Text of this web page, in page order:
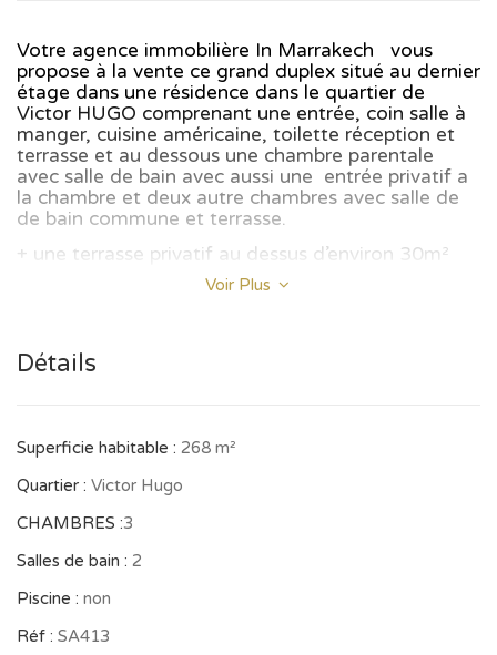
Votre agence immobilière In Marrakech
vous
propose à la vente ce grand duplex situé au dernier
étage dans une résidence dans le quartier de
Victor HUGO comprenant une entrée, coin salle à
manger, cuisine américaine, toilette réception et
terrasse et au dessous une chambre parentale
avec salle de bain avec aussi une entrée privatif a
la chambre et deux autre chambres avec salle de
de bain commune et terrasse.
+ une terrasse privatif au dessus d’environ 30m²
visiter ce bien
- En cas de Vente 2/5% d’honoraire agence sera
perçu !
Découvrez tous nos biens sur notre propre site :
www.inmarrakech-immobilier.com
Voir Plus
Détails
Superficie habitable : 268 m²
Quartier : Victor Hugo
CHAMBRES :3
Salles de bain : 2
Piscine : non
Réf : SA413